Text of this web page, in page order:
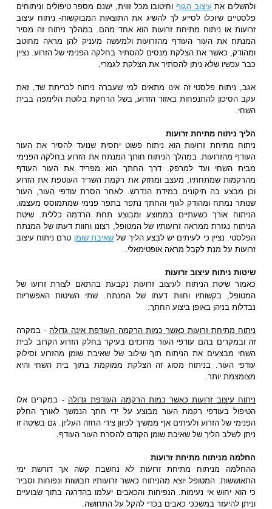
ולהשלים את עיצוב הגוף וחיטובו מכל זווית, ישנם מספר טיפולים וניתוחים
פלסטיים שיוכלו לסייע לך להשיג את התוצאות המבוקשות- ניתוח עיצוב
זרועות או ניתוח מתיחת זרועות הוא אחד מהם. במהלך ניתוח זה מסיר
המנתח את העור העודף מהזרועות ולמעשה מעניק להן מראה מחוטב
ומהודק, כאשר את הצלקת מנסים להסתיר בחלקה הפנימי של הזרוע. נציין
כבר עכשיו שלא ניתן להסתיר את הצלקת לגמרי.
אגב, ניתוח פלסטי זה אינו מתאים למי שעברה ניתוח לכריתת שד, זאת
עקב הסיכון להתנפחות באזור הזרוע, בשל הרחקת בלוטת הלימפה בבית
השחי.
הליך ניתוח מתיחת זרועות
ניתוח מתיחת זרועות הוא ניתוח פשוט יחסית שנועד להסיר את העור
העודף מהזרועות. במהלך הניתוח חותך המנתח את הזרוע בחלקה הפנימי
מבית השחי ועד למרפק. דרך החתך הוא מפריד את העור העודף
מהרקמות שמתחתיו, מעצב ומחזק את רקמת השריר העוטפת את הזרוע
וכן מבצע בה תיקונים במידת הנדרש. לאחר הסרת עודפי העור, העור
שנותר נמתח ומהודק לגוף והחתך נתפר בתפר פנימי שמתמוסס מעצמו.
הניתוח אורך כשעתיים בממוצע ומבוצע תחת הרדמה כללית. שיטת
הניתוח נגזרת ממראה זרועותיו של המטופל, רצונו וחוות דעתו של המנתח
הפלסטי. נציין כי לעיתים יש לבצע הליך שלשאיבת שומן טרם ניתוח עיצוב
זרועות על מנת לקבל מראה אופטימאלי.
שיטות ניתוח עיצוב זרועות
כאמור שיטת הניתוח לעיצוב זרועות נקבעת בהתאם לצורת זרועו של
המטופל, בקשותיו וחוות דעתו של המנתח. שתי השיטות האפשריות
נבדלות בניהן באופן ביצוע החתך:
ניתוח מתיחת זרועות כאשר כמות הרקמה העודפת אינה גדולה - במקרה
זה ובמקרים בהם עודפי העור מרוכזים בעיקר בחלק הזרוע הקרוב לבית
השחי מבצעים את הניתוח תוך שילוב של שאיבת שומן מהזרוע וסילוק
עודפי העור. בניתוח מסוג זה הצלקת ממוקמת בתוך בית השחי והיא
מצומצמת יותר.
ניתוח עיצוב זרועות כאשר כמות הרקמה העודפת גדולה - במקרים אלו
הטיפול בעודפי רקמת העור מבוצע על ידי חתך הנמשך לאורך החלק
הפנימי של הזרוע ולעיתים אף ממשיך לכיוון צידי החזה העליון. גם בשיטה זו
ניתן לשלב הליך של שאיבת שומן הקודם להסרת העור העודף.
החלמה מניתוח מתיחת זרועות
ההחלמה מניתוח מתיחת זרועות לא נחשבת קשה אך דורשת ימי
התאוששות. המטופל יוצא מהניתוח כאשר זרועותיו חבושות ונפוחות וסביר
כי הוא יחוש אי נעימות. הנפיחות והכאבים יעלמו בהדרגה בתוך שבועיים
וניתן להיעזר במשככי כאבים בכדי להקל על התחושה.